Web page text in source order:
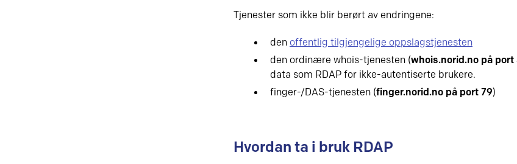
Tjenester som ikke blir berørt av endringene:
den offentlig tilgjengelige oppslagstjenesten
den ordinære whois-tjenesten (whois.norid.no på port
data som RDAP for ikke-autentiserte brukere.
finger-/DAS-tjenesten (finger.norid.no på port 79)
Hvordan ta i bruk RDAP